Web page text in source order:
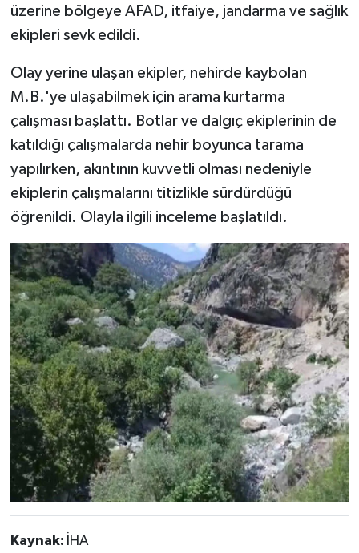
üzerine bölgeye AFAD, itfaiye, jandarma ve sağlık
ekipleri sevk edildi.
Olay yerine ulaşan ekipler, nehirde kaybolan
M.B.'ye ulaşabilmek için arama kurtarma
çalışması başlattı. Botlar ve dalgıç ekiplerinin de
katıldığı çalışmalarda nehir boyunca tarama
yapılırken, akıntının kuvvetli olması nedeniyle
ekiplerin çalışmalarını titizlikle sürdürdüğü
öğrenildi. Olayla ilgili inceleme başlatıldı.
Kaynak: İHA